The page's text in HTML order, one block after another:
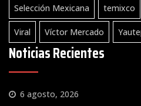
Selección Mexicana temixco
Viral Víctor Mercado
Noticias Recientes
6 agosto, 2026